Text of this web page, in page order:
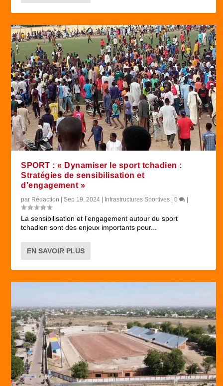
SPORT : « Dynamiser le sport tchadien :
Stratégies de sensibilisation et
d’engagement »
par Rédaction |Sep 19, 2024 Infrastructures Sportives |0
La sensibilisation et l’engagement autour du sport
tchadien sont des enjeux importants pour...
EN SAVOIR PLUS